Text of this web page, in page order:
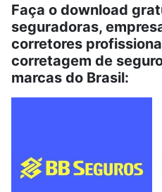
Faça o download
seguradoras,
corretores
corretagem de
marcas do Brasil: